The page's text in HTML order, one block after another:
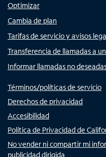
Optimizar
Cambia de plan
Tarifas de servicio y avisos
Transferencia de llamadas a
Informar llamadas no
Términos/políticas de servicio
Derechos de privacidad
Accesibilidad
Política de Privacidad de
No vender ni compartir mi
publicidad dirigida